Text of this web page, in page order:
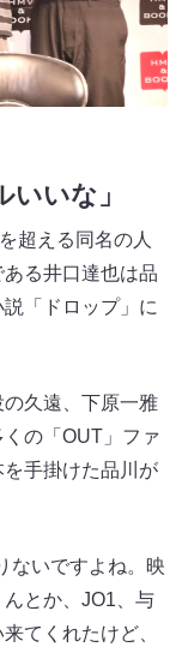
いいな」
超える同名の人
る井口達也は品
「ドロップ」に
の久遠、下原一雅
の「OUT」ファ
手掛けた品川が
ないですよね。映
とか、JO1、与
てくれたけど、